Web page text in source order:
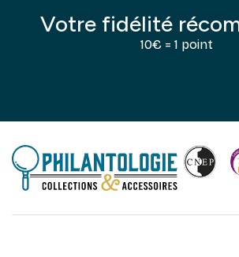
Votre fidélité
10€ = 1 point